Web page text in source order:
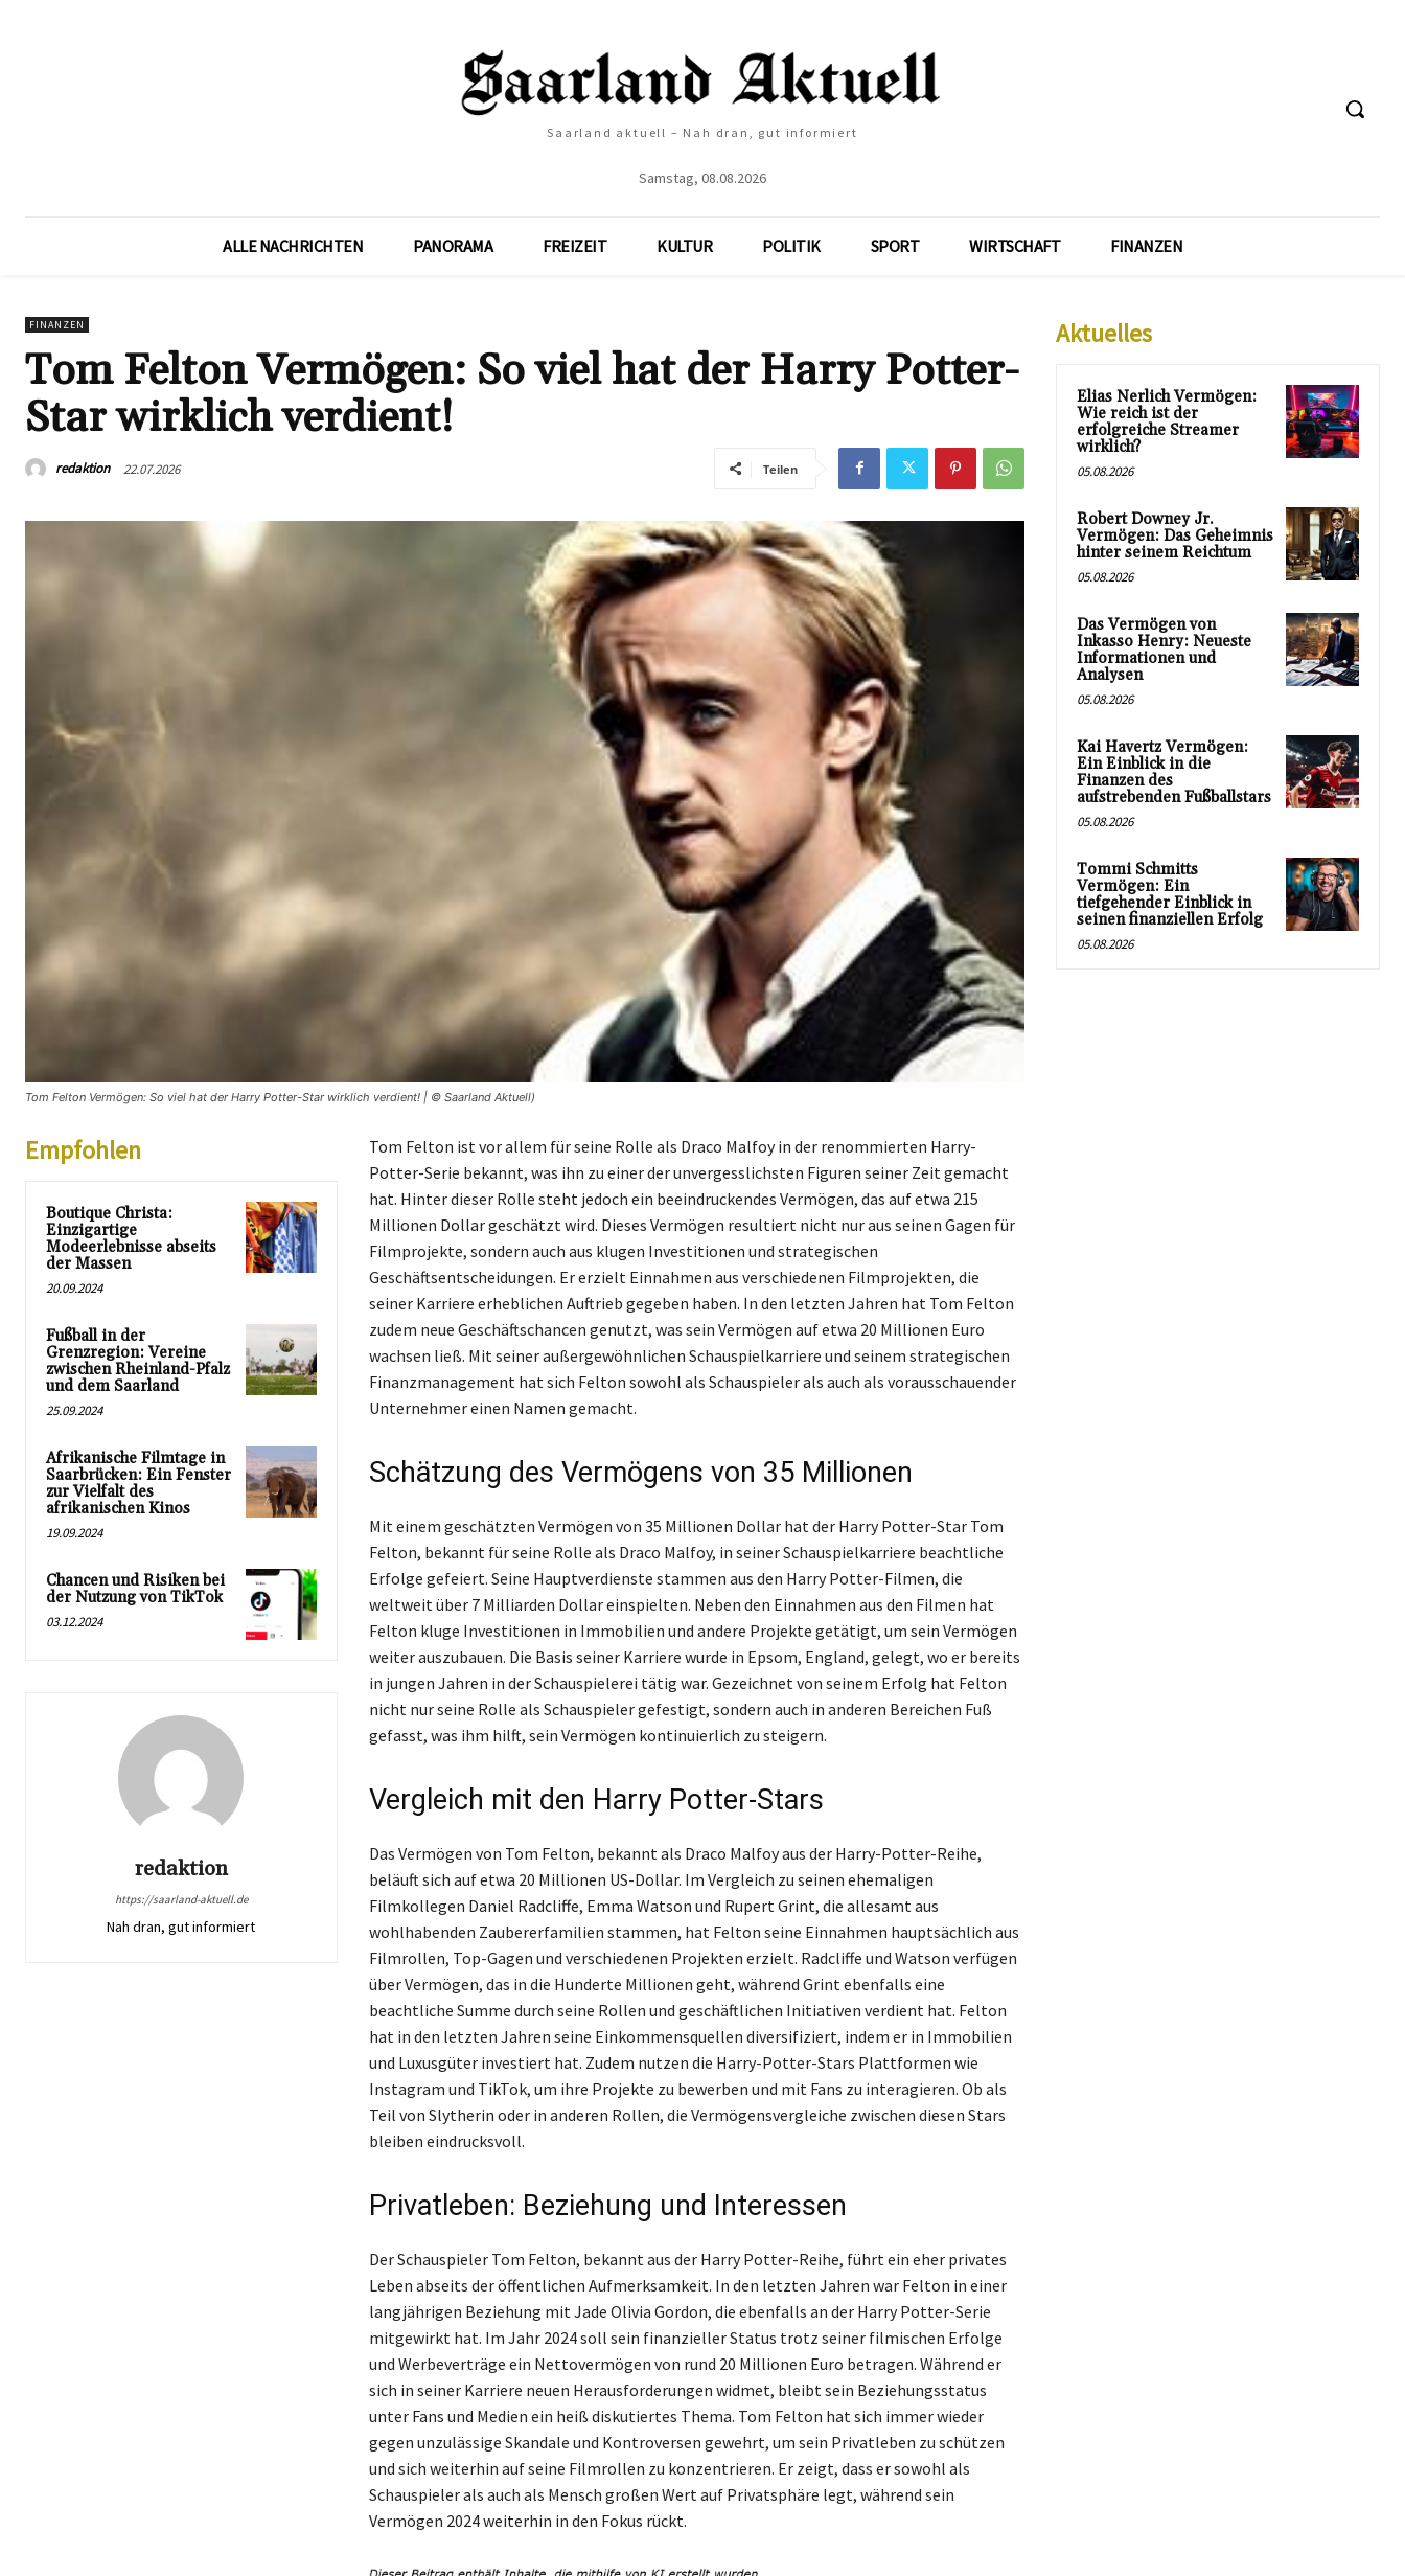
Saarland aktuell – Nah dran, gut informiert
Samstag, 08.08.2026
ALLE NACHRICHTEN PANORAMA FREIZEIT KULTUR POLITIK SPORT WIRTSCHAFT FINANZEN
FINANZEN
Tom Felton Vermögen: So viel hat der Harry Potter-
Star wirklich verdient!
redaktion 22.07.2026 Teilen
Tom Felton Vermögen: So viel hat der Harry Potter-Star wirklich verdient! | © Saarland Aktuell)
Empfohlen
Boutique Christa:
Einzigartige
Modeerlebnisse abseits
der Massen
20.09.2024
Fußball in der
Grenzregion: Vereine
zwischen Rheinland-Pfalz
und dem Saarland
25.09.2024
Afrikanische Filmtage in
Saarbrücken: Ein Fenster
zur Vielfalt des
afrikanischen Kinos
19.09.2024
Chancen und Risiken bei
der Nutzung von TikTok
03.12.2024
redaktion
https://saarland-aktuell.de
Nah dran, gut informiert
Tom Felton ist vor allem für seine Rolle als Draco Malfoy in der renommierten Harry-
Potter-Serie bekannt, was ihn zu einer der unvergesslichsten Figuren seiner Zeit gemacht
hat. Hinter dieser Rolle steht jedoch ein beeindruckendes Vermögen, das auf etwa 215
Millionen Dollar geschätzt wird. Dieses Vermögen resultiert nicht nur aus seinen Gagen für
Filmprojekte, sondern auch aus klugen Investitionen und strategischen
Geschäftsentscheidungen. Er erzielt Einnahmen aus verschiedenen Filmprojekten, die
seiner Karriere erheblichen Auftrieb gegeben haben. In den letzten Jahren hat Tom Felton
zudem neue Geschäftschancen genutzt, was sein Vermögen auf etwa 20 Millionen Euro
wachsen ließ. Mit seiner außergewöhnlichen Schauspielkarriere und seinem strategischen
Finanzmanagement hat sich Felton sowohl als Schauspieler als auch als vorausschauender
Unternehmer einen Namen gemacht.
Schätzung des Vermögens von 35 Millionen
Mit einem geschätzten Vermögen von 35 Millionen Dollar hat der Harry Potter-Star Tom
Felton, bekannt für seine Rolle als Draco Malfoy, in seiner Schauspielkarriere beachtliche
Erfolge gefeiert. Seine Hauptverdienste stammen aus den Harry Potter-Filmen, die
weltweit über 7 Milliarden Dollar einspielten. Neben den Einnahmen aus den Filmen hat
Felton kluge Investitionen in Immobilien und andere Projekte getätigt, um sein Vermögen
weiter auszubauen. Die Basis seiner Karriere wurde in Epsom, England, gelegt, wo er bereits
in jungen Jahren in der Schauspielerei tätig war. Gezeichnet von seinem Erfolg hat Felton
nicht nur seine Rolle als Schauspieler gefestigt, sondern auch in anderen Bereichen Fuß
gefasst, was ihm hilft, sein Vermögen kontinuierlich zu steigern.
Vergleich mit den Harry Potter-Stars
Das Vermögen von Tom Felton, bekannt als Draco Malfoy aus der Harry-Potter-Reihe,
beläuft sich auf etwa 20 Millionen US-Dollar. Im Vergleich zu seinen ehemaligen
Filmkollegen Daniel Radcliffe, Emma Watson und Rupert Grint, die allesamt aus
wohlhabenden Zaubererfamilien stammen, hat Felton seine Einnahmen hauptsächlich aus
Filmrollen, Top-Gagen und verschiedenen Projekten erzielt. Radcliffe und Watson verfügen
über Vermögen, das in die Hunderte Millionen geht, während Grint ebenfalls eine
beachtliche Summe durch seine Rollen und geschäftlichen Initiativen verdient hat. Felton
hat in den letzten Jahren seine Einkommensquellen diversifiziert, indem er in Immobilien
und Luxusgüter investiert hat. Zudem nutzen die Harry-Potter-Stars Plattformen wie
Instagram und TikTok, um ihre Projekte zu bewerben und mit Fans zu interagieren. Ob als
Teil von Slytherin oder in anderen Rollen, die Vermögensvergleiche zwischen diesen Stars
bleiben eindrucksvoll.
Privatleben: Beziehung und Interessen
Der Schauspieler Tom Felton, bekannt aus der Harry Potter-Reihe, führt ein eher privates
Leben abseits der öffentlichen Aufmerksamkeit. In den letzten Jahren war Felton in einer
langjährigen Beziehung mit Jade Olivia Gordon, die ebenfalls an der Harry Potter-Serie
mitgewirkt hat. Im Jahr 2024 soll sein finanzieller Status trotz seiner filmischen Erfolge
und Werbeverträge ein Nettovermögen von rund 20 Millionen Euro betragen. Während er
sich in seiner Karriere neuen Herausforderungen widmet, bleibt sein Beziehungsstatus
unter Fans und Medien ein heiß diskutiertes Thema. Tom Felton hat sich immer wieder
gegen unzulässige Skandale und Kontroversen gewehrt, um sein Privatleben zu schützen
und sich weiterhin auf seine Filmrollen zu konzentrieren. Er zeigt, dass er sowohl als
Schauspieler als auch als Mensch großen Wert auf Privatsphäre legt, während sein
Vermögen 2024 weiterhin in den Fokus rückt.
Aktuelles
Elias Nerlich Vermögen:
Wie reich ist der
erfolgreiche Streamer
wirklich?
05.08.2026
Robert Downey Jr.
Vermögen: Das Geheimnis
hinter seinem Reichtum
05.08.2026
Das Vermögen von
Inkasso Henry: Neueste
Informationen und
Analysen
05.08.2026
Kai Havertz Vermögen:
Ein Einblick in die
Finanzen des
aufstrebenden Fußballstars
05.08.2026
Tommi Schmitts
Vermögen: Ein
tiefgehender Einblick in
seinen finanziellen Erfolg
05.08.2026